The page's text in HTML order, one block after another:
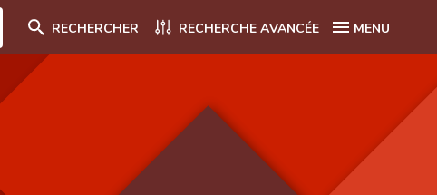
RECHERCHER RECHERCHE AVANCÉE MENU